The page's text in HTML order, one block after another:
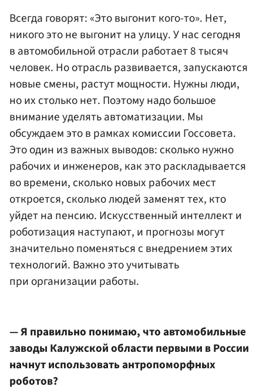
Всегда говорят: «Это выгонит кого-то». Нет,
никого это не выгонит на улицу. У нас сегодня
в автомобильной отрасли работает 8 тысяч
человек. Но отрасль развивается, запускаются
новые смены, растут мощности. Нужны люди,
но их столько нет. Поэтому надо большое
внимание уделять автоматизации. Мы
обсуждаем это в рамках комиссии Госсовета.
Это один из важных выводов: сколько нужно
рабочих и инженеров, как это раскладывается
во времени, сколько новых рабочих мест
откроется, сколько людей заменят тех, кто
уйдет на пенсию. Искусственный интеллект и
роботизация наступают, и прогнозы могут
значительно поменяться с внедрением этих
технологий. Важно это учитывать
при организации работы.
— Я правильно понимаю, что автомобильные
заводы Калужской области первыми в России
начнут использовать антропоморфных
роботов?